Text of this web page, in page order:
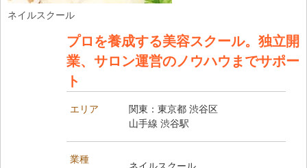
ネイルスクール
プロを養成する美容スクール。独立開
業、サロン運営のノウハウまでサポー
ト
エリア
関東：東京都 渋谷区
山手線 渋谷駅
業種
ネイルスクール